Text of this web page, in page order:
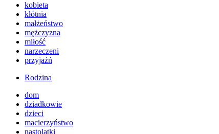
kobieta
kłótnia
małżeństwo
mężczyzna
miłość
narzeczeni
przyjaźń
Rodzina
dom
dziadkowie
dzieci
macierzyństwo
nastolatki